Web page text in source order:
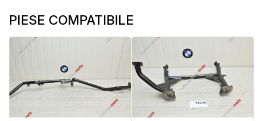
PIESE COMPATIBILE